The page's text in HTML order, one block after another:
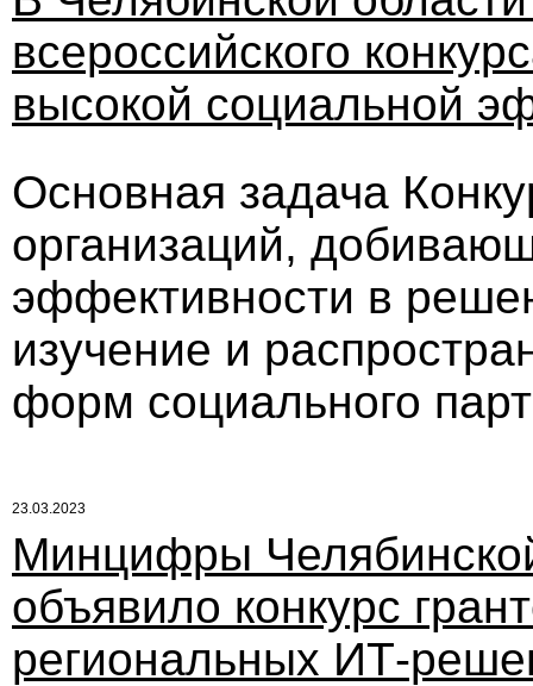
всероссийского
высокой социальной
Основная задача
организаций,
эффективности в
изучение и
форм социального
23.03.2023
Минцифры
объявило конкурс
региональных ИТ-